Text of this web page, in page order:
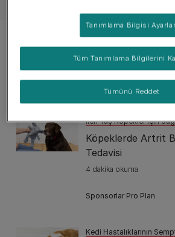
popüler makaleler
İleri Yaş Köpekler için
Köpeklerde Artrit
Tedavisi
4 dakika okuma
Sponsorlar Pro Plan
Kedi Hastalıklarının
Tanımlama Bilgisi
Tümünü Reddet
Tüm Tanımlama Bilgilerini